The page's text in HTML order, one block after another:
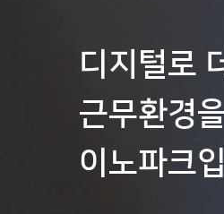
디지털로
근무환경
이노파크